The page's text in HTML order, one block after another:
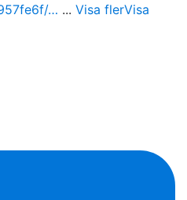
… ... Visa flerVisa